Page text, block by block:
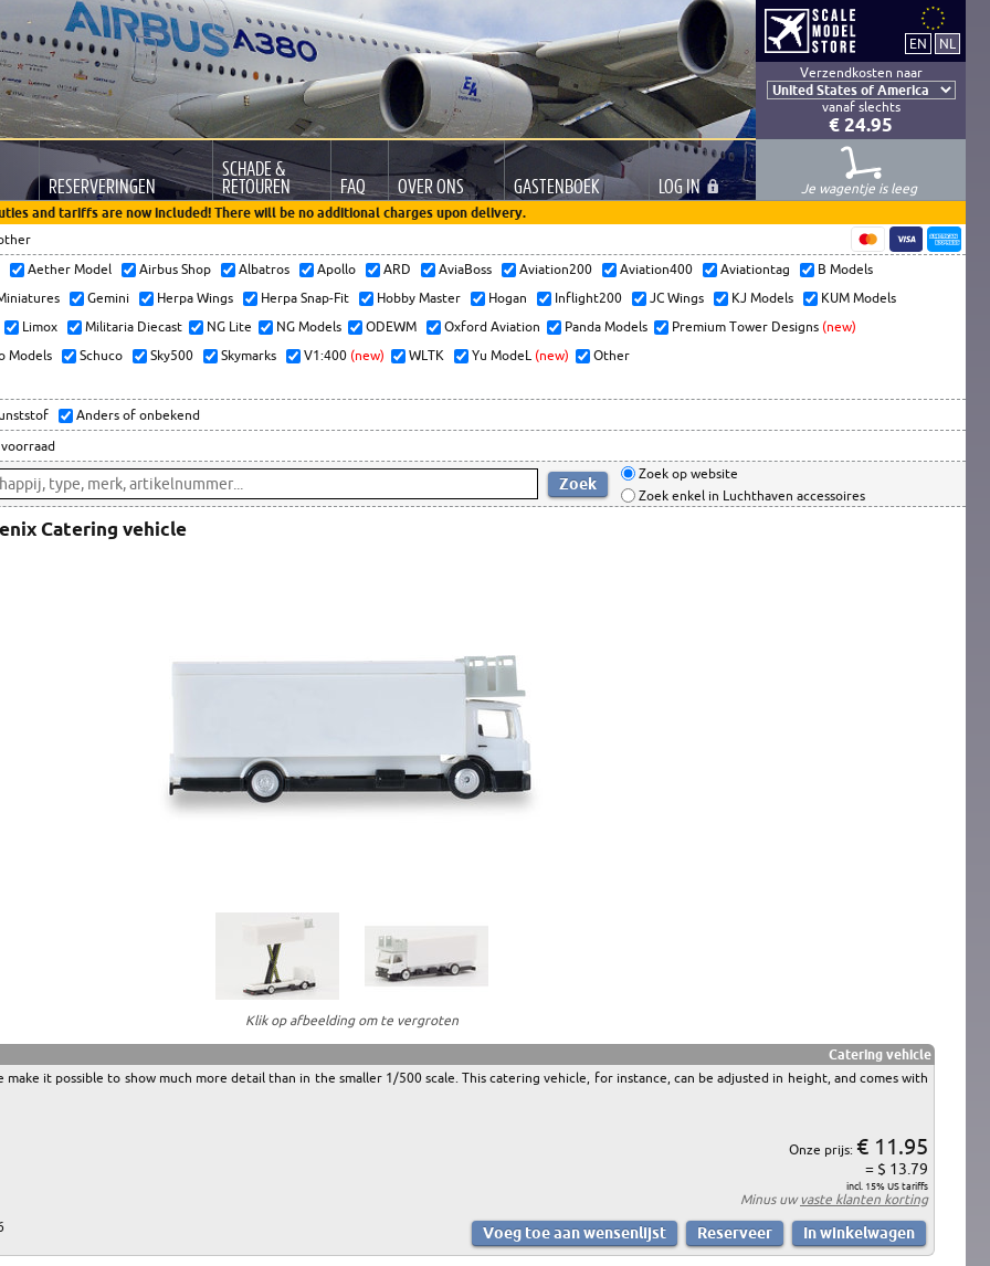
Verzendkosten naar
vanaf slechts
€ 24.95
RESERVERINGEN
SCHADE &
RETOUREN FAQ OVER ONS GASTENBOEK LOGIN
Je wagentje is leeg
and tariffs are now included! There will be no additional charges upon delivery.
Aether Model Airbus Shop Albatros Apollo ARD AviaBoss Aviation200 Aviation400 Aviationtag
B Models
Gemini Herpa Wings Herpa Snap-Fit Hobby Master Hogan Inflight200 JC Wings KJ Models
KUM Models
Limox
Militaria Diecast NG Lite NG Models ODEWM Oxford Aviation Panda Models Premium Tower Designs (new)
Models
Schuco Sky500 Skymarks V1:400 (new) WLTK Yu ModeL (new) Other
Anders of onbekend
Zoek op website
Zoek enkel in Luchthaven accessoires
Catering vehicle
Klik op afbeelding om te vergroten
Catering vehicle
it possible to show much more detail than in the smaller 1/500 scale. This catering vehicle, for instance, can be adjusted in height, and comes with
Onze prijs: € 11.95
= $ 13.79
incl. 15% US tariffs
Minus uwvaste klanten korting